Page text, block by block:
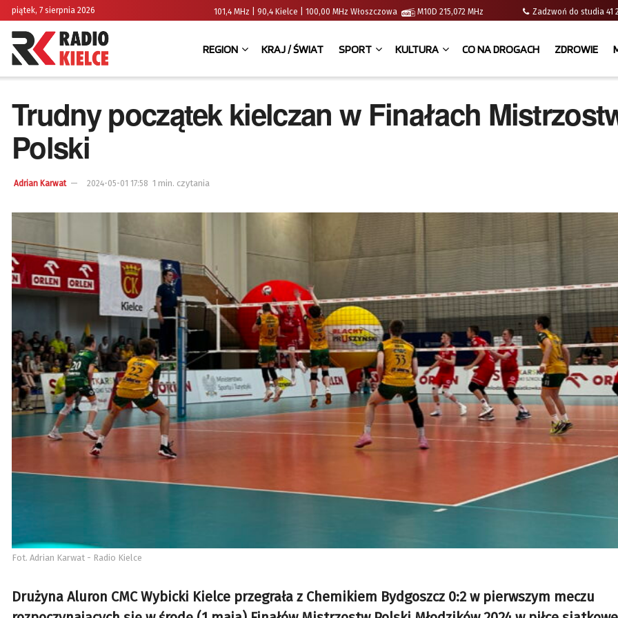
piątek, 7 sierpnia 2026 101,4 MHz | 90,4 Kielce | 100,00 MHz Włoszczowa M10D 215,072 MHz Zadzwoń do studia
REGION KRAJ / ŚWIAT SPORT KULTURA CO NA DROGACH ZDROWIE
Trudny początek kielczan w Finałach
Polski
Adrian Karwat 2024-05-01 17:58 1 min. czytania
Fot. Adrian Karwat - Radio Kielce
Drużyna Aluron CMC Wybicki Kielce przegrała z Chemikiem Bydgoszcz 0:2 w pierwszym meczu